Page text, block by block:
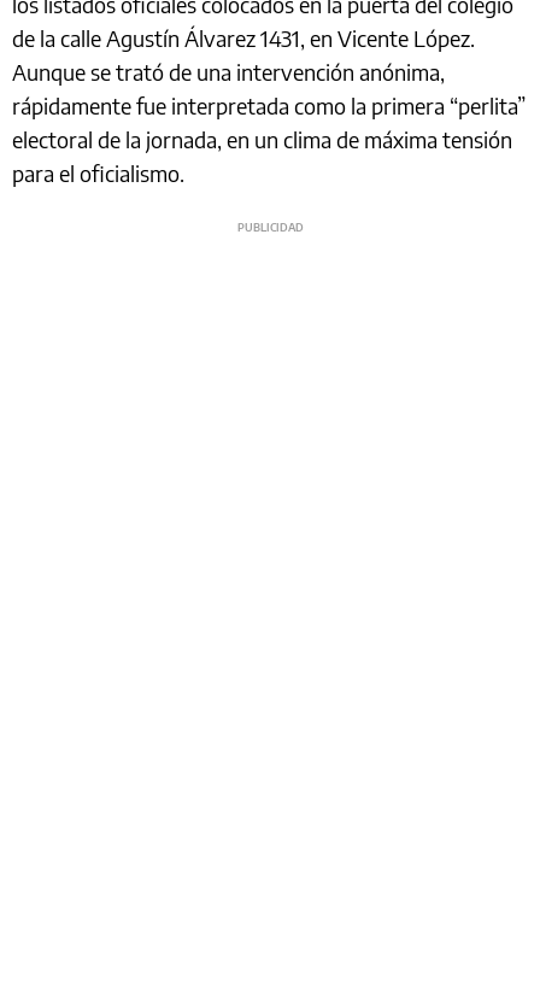
de la calle Agustín Álvarez 1431, en Vicente López.
Aunque se trató de una intervención anónima,
rápidamente fue interpretada como la primera “perlita”
electoral de la jornada, en un clima de máxima tensión
para el oficialismo.